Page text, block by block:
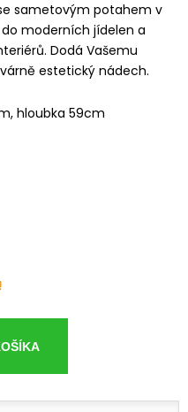
sametovým potahem v
moderních jídelen a
Dodá Vašemu
estetický nádech.
hloubka 59cm